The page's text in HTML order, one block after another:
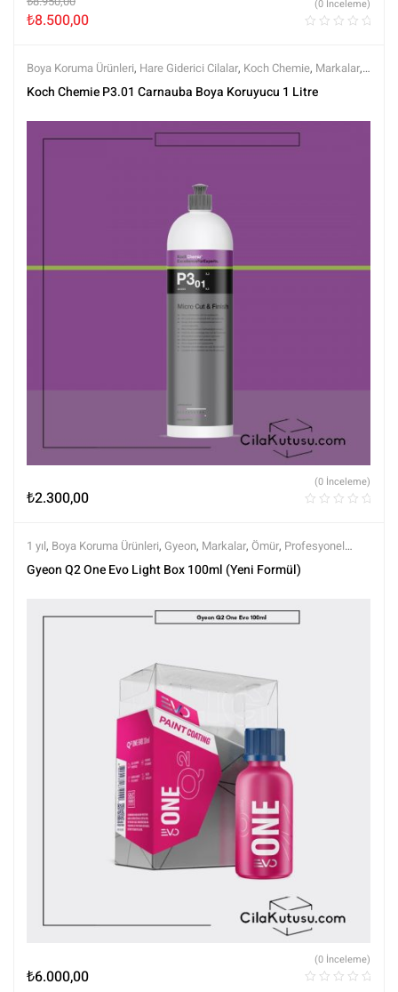
₺8.500,00
(0 İnceleme)
Boya Koruma Ürünleri, Hare Giderici Cilalar, Koch Chemie, Markalar,
Polisaj,Tüm Ürünler,Tüm Ürünler
Koch Chemie P3.01 Carnauba Boya Koruyucu 1 Litre
₺2.300,00
(0 İnceleme)
1 yıl, Boya Koruma Ürünleri, Gyeon, Markalar, Ömür, Profesyonel
Seramikler ,Semi Profesyonel Seramikler,Seramik Boya Koruma
Gyeon Q2 One Evo Light Box 100ml (Yeni Formül)
₺6.000,00
(0 İnceleme)